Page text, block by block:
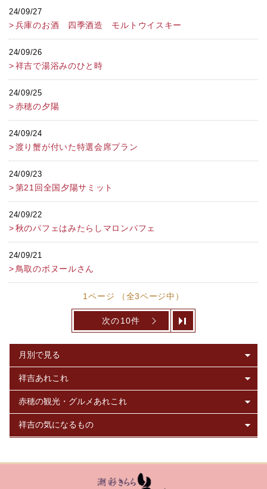
24/09/27
兵庫のお酒 四季酒造 モルトウイスキー
24/09/26
祥吉で湯浴みのひと時
24/09/25
赤穂の夕陽
24/09/24
渡り蟹が付いた特選会席プラン
24/09/23
第21回全国夕陽サミット
24/09/22
秋のパフェはみたらしマロンパフェ
24/09/21
鳥取のボヌールさん
1ページ （全3ページ中）
次の10件